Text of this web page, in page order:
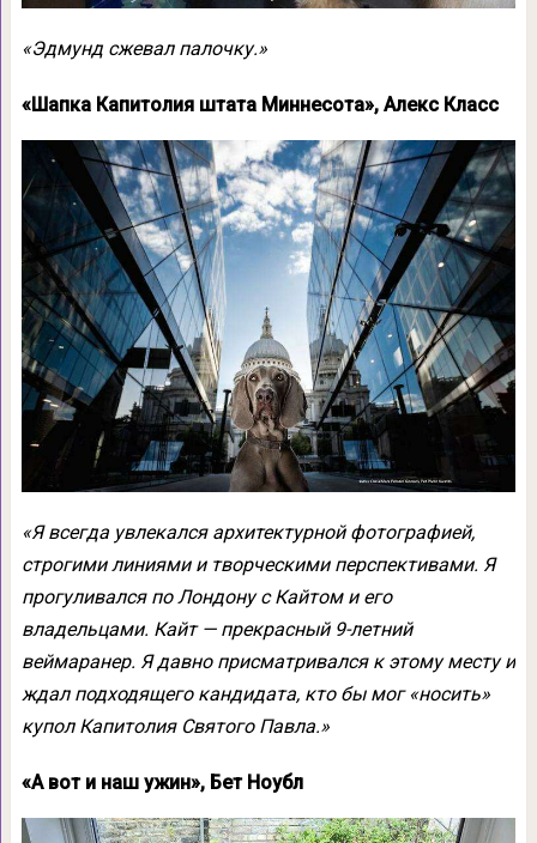
«Эдмунд сжевал палочку.»
«Шапка Капитолия штата Миннесота», Алекс Класс
«Я всегда увлекался архитектурной фотографией,
строгими линиями и творческими перспективами. Я
прогуливался по Лондону с Кайтом и его
владельцами. Кайт — прекрасный 9-летний
веймаранер. Я давно присматривался к этому месту и
ждал подходящего кандидата, кто бы мог «носить»
купол Капитолия Святого Павла.»
«А вот и наш ужин», Бет Ноубл